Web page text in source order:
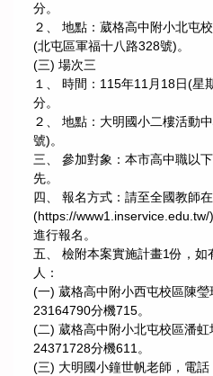
分。
２、 地點：葳格高中附小北屯
(北屯區軍福十八路328號)。
(三) 場次三
１、 時間：115年11月18日(星
分。
２、 地點：大明國小二樓活動
號)。
三、 參加對象：本市高中職以
先。
四、 報名方式：請至全國教師
(https://
進行報名。
五、 檢附本案實施計畫1份，如
人：
(一) 葳格高中附小西屯校區陳
23164790分機715。
(二) 葳格高中附小北屯校區潘
24371728分機611。
(三) 大明國小鐘世帆老師，電話